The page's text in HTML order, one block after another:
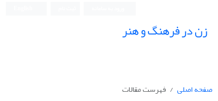
زن در فرهنگ و هنر
صفحه اصلی
فهرست مقالات